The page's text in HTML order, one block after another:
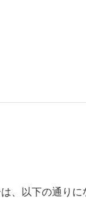
、以下の通りに